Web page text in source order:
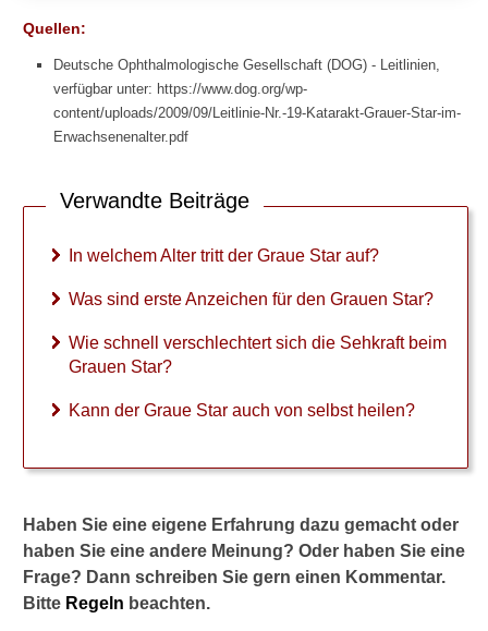
Quellen:
Deutsche Ophthalmologische Gesellschaft (DOG) - Leitlinien,
verfügbar unter: https://www.dog.org/wp-
content/uploads/2009/09/Leitlinie-Nr.-19-Katarakt-Grauer-Star-im-
Erwachsenenalter.pdf
Verwandte Beiträge
In welchem Alter tritt der Graue Star auf?
Was sind erste Anzeichen für den Grauen Star?
Wie schnell verschlechtert sich die Sehkraft beim
Grauen Star?
Kann der Graue Star auch von selbst heilen?
Haben Sie eine eigene Erfahrung dazu gemacht oder
haben Sie eine andere Meinung? Oder haben Sie eine
Frage? Dann schreiben Sie gern einen Kommentar.
Bitte Regeln beachten.